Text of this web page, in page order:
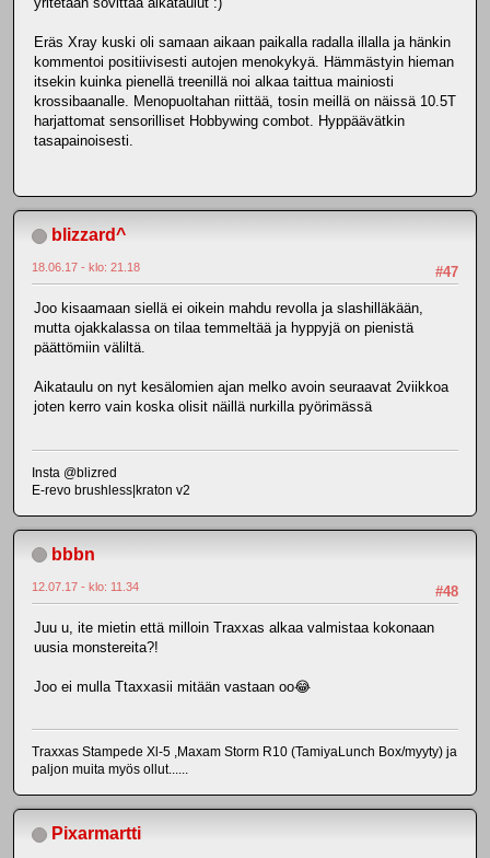
Eräs Xray kuski oli samaan aikaan paikalla radalla illalla ja hänkin
kommentoi positiivisesti autojen menokykyä. Hämmästyin hieman
itsekin kuinka pienellä treenillä noi alkaa taittua mainiosti
krossibaanalle. Menopuoltahan riittää, tosin meillä on näissä 10.5T
harjattomat sensorilliset Hobbywing combot. Hyppäävätkin
tasapainoisesti.
blizzard^
#47
18.06.17 - klo: 21.18
Joo kisaamaan siellä ei oikein mahdu revolla ja slashilläkään,
mutta ojakkalassa on tilaa temmeltää ja hyppyjä on pienistä
päättömiin väliltä.
Aikataulu on nyt kesälomien ajan melko avoin seuraavat 2viikkoa
joten kerro vain koska olisit näillä nurkilla pyörimässä
Insta @blizred
E-revo brushless|kraton v2
bbbn
#48
12.07.17 - klo: 11.34
Juu u, ite mietin että milloin Traxxas alkaa valmistaa kokonaan
uusia monstereita?!
Joo ei mulla Ttaxxasii mitään vastaan oo😂
Traxxas Stampede Xl-5 ,Maxam Storm R10 (TamiyaLunch Box/myyty) ja
paljon muita myös ollut......
Pixarmartti